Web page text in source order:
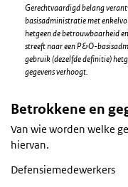
Gerechtvaardigd belang
basisadministratie met
hetgeen de betrouwbaarheid
streeft naar een P&O-
gebruik (dezelfde definitie)
gegevens verhoogt.
Betrokkene en
Van wie worden welke
hiervan.
Defensiemedewerkers